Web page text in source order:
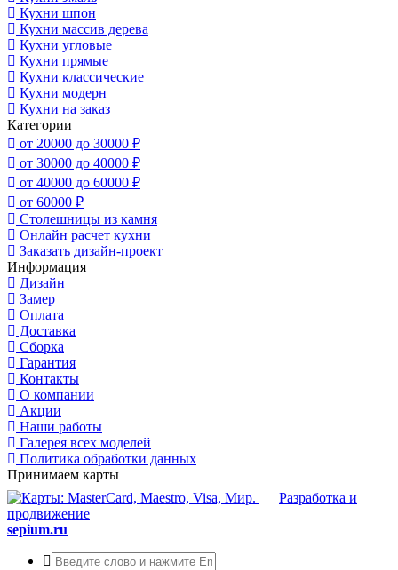
Кухни шпон
Кухни массив дерева
Кухни угловые
Кухни прямые
Кухни классические
Кухни модерн
Кухни на заказ
Категории
от 20000 до 30000 ₽
от 30000 до 40000 ₽
от 40000 до 60000 ₽
от 60000 ₽
Столешницы из камня
Онлайн расчет кухни
Заказать дизайн-проект
Информация
Дизайн
Замер
Оплата
Доставка
Сборка
Гарантия
Контакты
О компании
Акции
Наши работы
Галерея всех моделей
Политика обработки данных
Принимаем карты
Разработка и
продвижение
sepium.ru